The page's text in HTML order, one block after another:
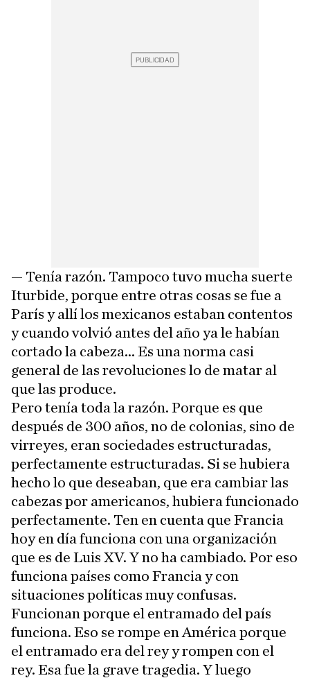
— Tenía razón. Tampoco tuvo mucha suerte
Iturbide, porque entre otras cosas se fue a
París y allí los mexicanos estaban contentos
y cuando volvió antes del año ya le habían
cortado la cabeza... Es una norma casi
general de las revoluciones lo de matar al
que las produce.
Pero tenía toda la razón. Porque es que
después de 300 años, no de colonias, sino de
virreyes, eran sociedades estructuradas,
perfectamente estructuradas. Si se hubiera
hecho lo que deseaban, que era cambiar las
cabezas por americanos, hubiera funcionado
perfectamente. Ten en cuenta que Francia
hoy en día funciona con una organización
que es de Luis XV. Y no ha cambiado. Por eso
funciona países como Francia y con
situaciones políticas muy confusas.
Funcionan porque el entramado del país
funciona. Eso se rompe en América porque
el entramado era del rey y rompen con el
rey. Esa fue la grave tragedia. Y luego